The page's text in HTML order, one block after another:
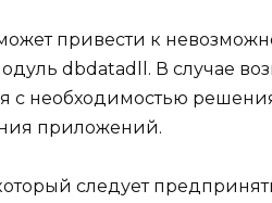
привести к
dbdatadll. В случае
с необходимостью
приложений.
следует